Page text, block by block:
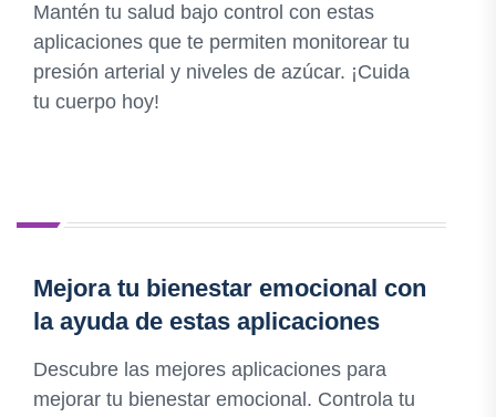
Mantén tu salud bajo control con estas
aplicaciones que te permiten monitorear tu
presión arterial y niveles de azúcar. ¡Cuida
tu cuerpo hoy!
Mejora tu bienestar emocional con
la ayuda de estas aplicaciones
Descubre las mejores aplicaciones para
mejorar tu bienestar emocional. Controla tu